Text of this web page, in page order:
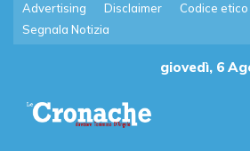
Advertising Disclaimer Codice etico
Segnala Notizia
giovedì, 6